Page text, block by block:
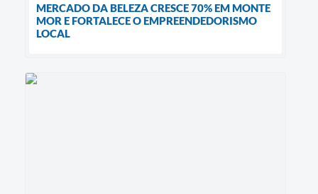
MERCADO DA BELEZA CRESCE 70% EM MONTE
MOR E FORTALECE O EMPREENDEDORISMO
LOCAL